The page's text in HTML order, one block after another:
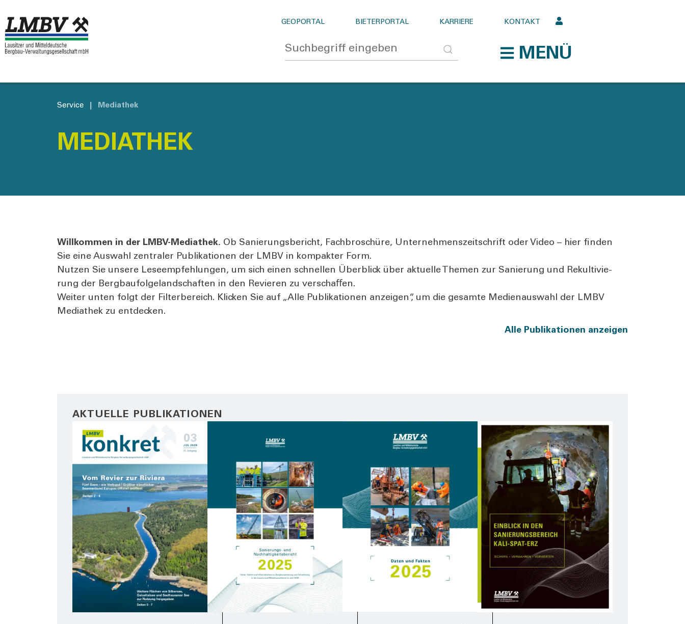
GEOPORTAL BIETERPORTAL KARRIERE KONTAKT
MENÜ
Service Mediathek
MEDIATHEK
Will­kom­men in der LMBV-Media­thek. Ob Sanie­rungs­be­richt, Fach­bro­schü­re, Unter­neh­mens­zeit­schrift oder Video – hier fin­den
Sie eine Aus­wahl zen­tra­ler Publi­ka­tio­nen der LMBV in kom­pak­ter Form.
Nut­zen Sie unse­re Lese­emp­feh­lun­gen, um sich einen schnel­len Über­blick über aktu­el­le The­men zur Sanie­rung und Rekul­ti­vie­
rung der Berg­bau­fol­ge­land­schaf­ten in den Revie­ren zu ver­schaﬀen.
Wei­ter unten folgt der Fil­ter­be­reich. Kli­cken Sie auf „Alle Publi­ka­tio­nen anzei­gen“, um die gesam­te Medi­en­aus­wahl der LMBV
Media­thek zu ent­de­cken.
Alle Publi­ka­tio­nen anzei­gen
AKTUELLE PUBLIKATIONEN